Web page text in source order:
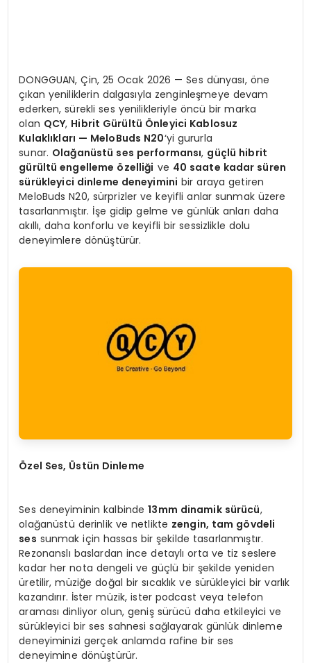
DONGGUAN, Çin, 25 Ocak 2026 — Ses dünyası, öne
çıkan yeniliklerin dalgasıyla zenginleşmeye devam
ederken, sürekli ses yenilikleriyle öncü bir marka
olan QCY, Hibrit Gürültü Önleyici Kablosuz
Kulaklıkları — MeloBuds N20‘yi gururla
sunar. Olağanüstü ses performansı, güçlü hibrit
gürültü engelleme özelliği ve 40 saate kadar süren
sürükleyici dinleme deneyimini bir araya getiren
MeloBuds N20, sürprizler ve keyifli anlar sunmak üzere
tasarlanmıştır. İşe gidip gelme ve günlük anları daha
akıllı, daha konforlu ve keyifli bir sessizlikle dolu
deneyimlere dönüştürür.
Özel Ses, Üstün Dinleme
Ses deneyiminin kalbinde13mm dinamik sürücü,
olağanüstü derinlik ve netlikte zengin, tam gövdeli
ses sunmak için hassas bir şekilde tasarlanmıştır.
Rezonanslı baslardan ince detaylı orta ve tiz seslere
kadar her nota dengeli ve güçlü bir şekilde yeniden
üretilir, müziğe doğal bir sıcaklık ve sürükleyici bir varlık
kazandırır. İster müzik, ister podcast veya telefon
araması dinliyor olun, geniş sürücü daha etkileyici ve
sürükleyici bir ses sahnesi sağlayarak günlük dinleme
deneyiminizi gerçek anlamda rafine bir ses
deneyimine dönüştürür.